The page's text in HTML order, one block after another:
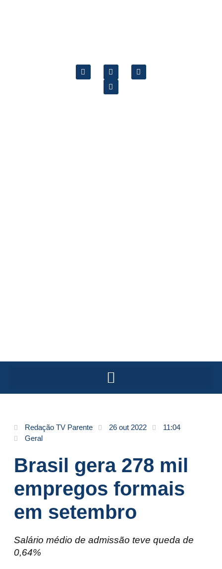
Redação TV Parente 26 out 2022
11:04
Geral
Brasil gera 278 mil
empregos formais
em setembro
Salário médio de admissão teve queda de
0,64%